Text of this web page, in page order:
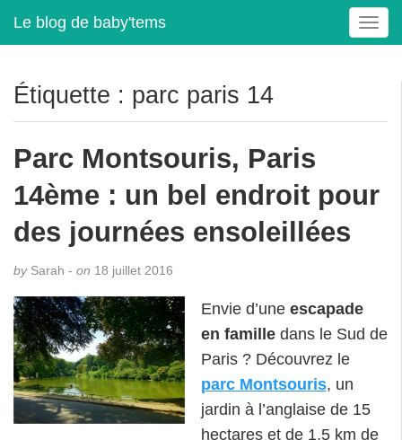
Le blog de baby'tems
T
o
e
i
Étiquette : parc paris 14
Parc Montsouris, Paris
14ème : un bel endroit pour
des journées ensoleillées
bySarah - on 18 juillet 2016
Envie d’une escapade
en familledans le Sud de
Paris ? Découvrez le
parc Montsouris, un
jardin à l’anglaise de 15
hectares et de 1,5 km de